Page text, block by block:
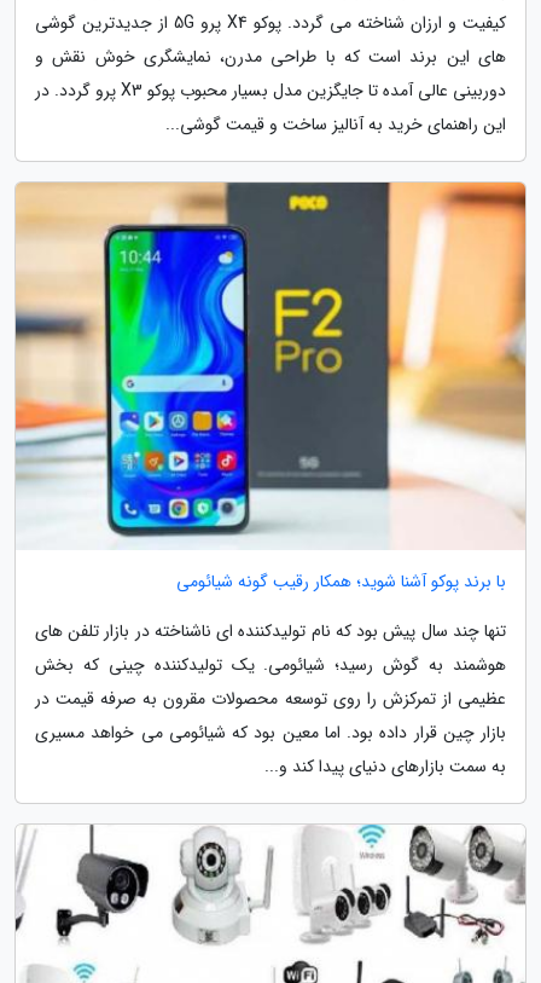
کیفیت و ارزان شناخته می گردد. پوکو X4 پرو 5G از جدیدترین گوشی
های این برند است که با طراحی مدرن، نمایشگری خوش نقش و
دوربینی عالی آمده تا جایگزین مدل بسیار محبوب پوکو X3 پرو گردد. در
این راهنمای خرید به آنالیز ساخت و قیمت گوشی...
با برند پوکو آشنا شوید؛ همکار رقیب گونه شیائومی
تنها چند سال پیش بود که نام تولیدکننده ای ناشناخته در بازار تلفن های
هوشمند به گوش رسید؛ شیائومی. یک تولیدکننده چینی که بخش
عظیمی از تمرکزش را روی توسعه محصولات مقرون به صرفه قیمت در
بازار چین قرار داده بود. اما معین بود که شیائومی می خواهد مسیری
به سمت بازارهای دنیای پیدا کند و...